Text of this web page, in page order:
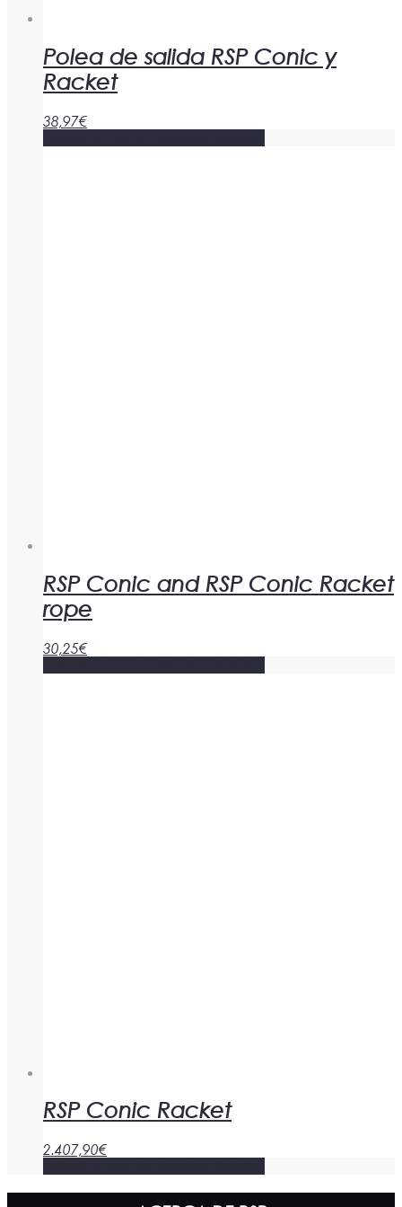
Polea de salida RSP Conic y
Racket
38,97€
RSP Conic and RSP Conic Racket
rope
30,25€
RSP Conic Racket
2.407,90€